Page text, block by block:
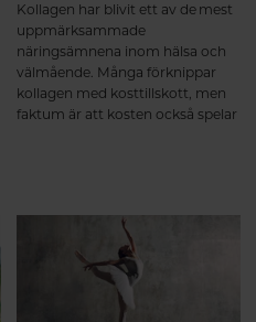
som glycin, prolin och
hydroxyprolin – viktiga
byggstenar i kollagenets struktur.
För de flesta märks ännu inga
tydliga skillnader, men kroppen
har påbörjat den naturliga
märka skillnad Efter ungefär 8–12
veckor börjar resultaten bli mer
påtagliga. Flera kliniska studier
visar att regelbundet intag av
kollagenpeptider kan bidra till att
Kollagen har blivit ett av de mest
uppmärksammade
näringsämnena inom hälsa och
välmående. Många förknippar
kollagen med kosttillskott, men
faktum är att kosten också spelar